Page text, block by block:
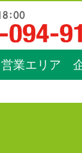
営業エリア